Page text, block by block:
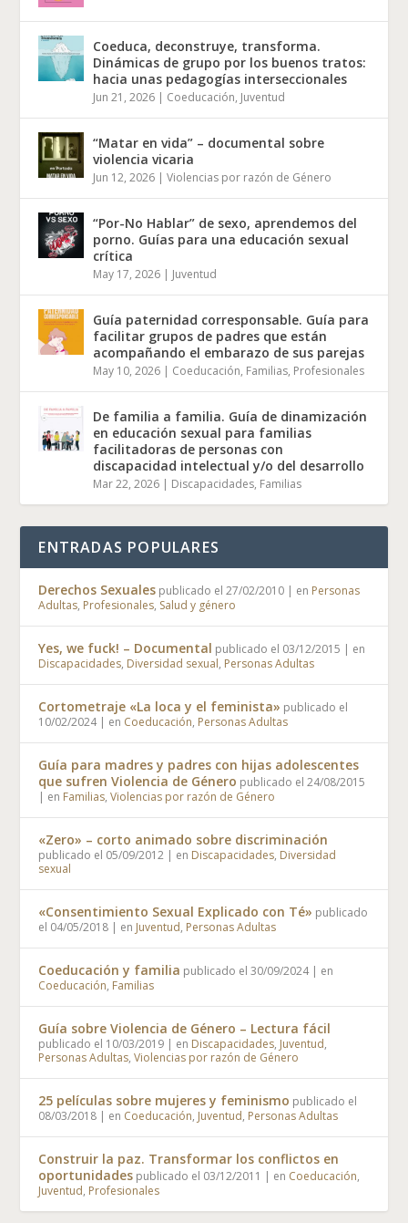
Coeduca, deconstruye, transforma.
Dinámicas de grupo por los buenos tratos:
hacia unas pedagogías interseccionales
Jun 21, 2026 | Coeducación, Juventud
“Matar en vida” – documental sobre
violencia vicaria
Jun 12, 2026 |Violencias por razón de Género
“Por-No Hablar” de sexo, aprendemos del
porno. Guías para una educación sexual
crítica
May 17, 2026 | Juventud
Guía paternidad corresponsable. Guía para
facilitar grupos de padres que están
acompañando el embarazo de sus parejas
May 10, 2026 | Coeducación, Familias, Profesionales
De familia a familia. Guía de dinamización
en educación sexual para familias
facilitadoras de personas con
discapacidad intelectual y/o del desarrollo
Mar 22, 2026 | Discapacidades, Familias
ENTRADAS POPULARES
Derechos Sexuales publicado el 27/02/2010 | en Personas
Adultas, Profesionales, Salud y género
Yes, we fuck! – Documental publicado el 03/12/2015 | en
Discapacidades, Diversidad sexual, Personas Adultas
Cortometraje «La loca y el feminista» publicado el
10/02/2024| en Coeducación, Personas Adultas
Guía para madres y padres con hijas adolescentes
que sufren Violencia de Género publicado el 24/08/2015
| en Familias,Violencias por razón de Género
«Zero» – corto animado sobre discriminación
publicado el 05/09/2012 | en Discapacidades, Diversidad
sexual
«Consentimiento Sexual Explicado con Té» publicado
el 04/05/2018 | en Juventud, Personas Adultas
Coeducación y familia publicado el 30/09/2024| en
Coeducación, Familias
Guía sobre Violencia de Género – Lectura fácil
publicado el 10/03/2019 | en Discapacidades, Juventud,
Personas Adultas,Violencias por razón de Género
25 películas sobre mujeres y feminismo publicado el
08/03/2018 | en Coeducación, Juventud, Personas Adultas
Construir la paz. Transformar los conflictos en
oportunidades publicado el 03/12/2011 | en Coeducación,
Juventud, Profesionales